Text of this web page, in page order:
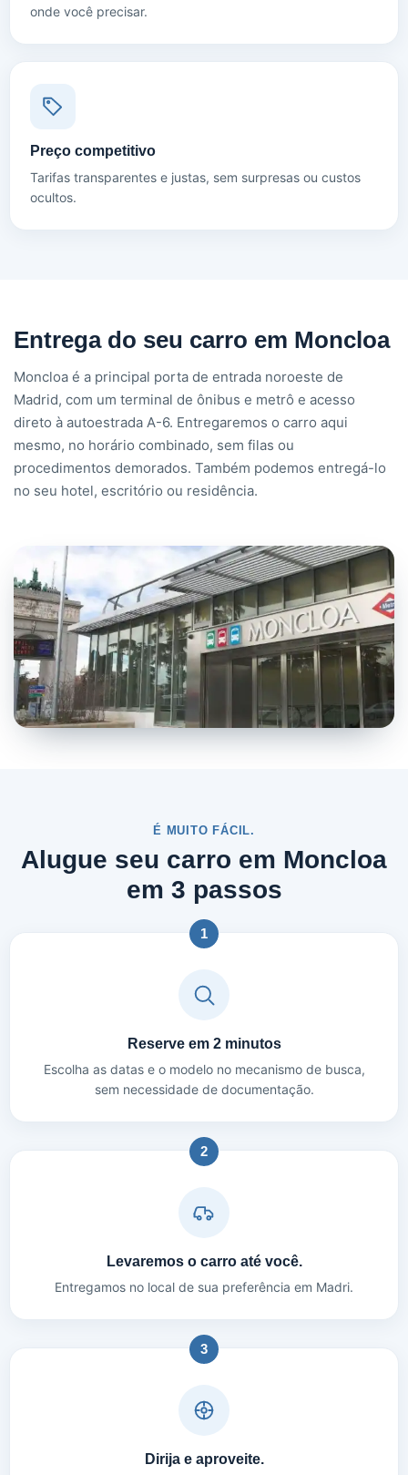
onde você precisar.
Preço competitivo
Tarifas transparentes e justas, sem surpresas ou custos
ocultos.
Entrega do seu carro em Moncloa
Moncloa é a principal porta de entrada noroeste de
Madrid, com um terminal de ônibus e metrô e acesso
direto à autoestrada A-6. Entregaremos o carro aqui
mesmo, no horário combinado, sem filas ou
procedimentos demorados. Também podemos entregá-lo
no seu hotel, escritório ou residência.
É MUITO FÁCIL.
Alugue seu carro em Moncloa
em 3 passos
1
Reserve em 2 minutos
Escolha as datas e o modelo no mecanismo de busca,
sem necessidade de documentação.
2
Levaremos o carro até você.
Entregamos no local de sua preferência em Madri.
3
Dirija e aproveite.